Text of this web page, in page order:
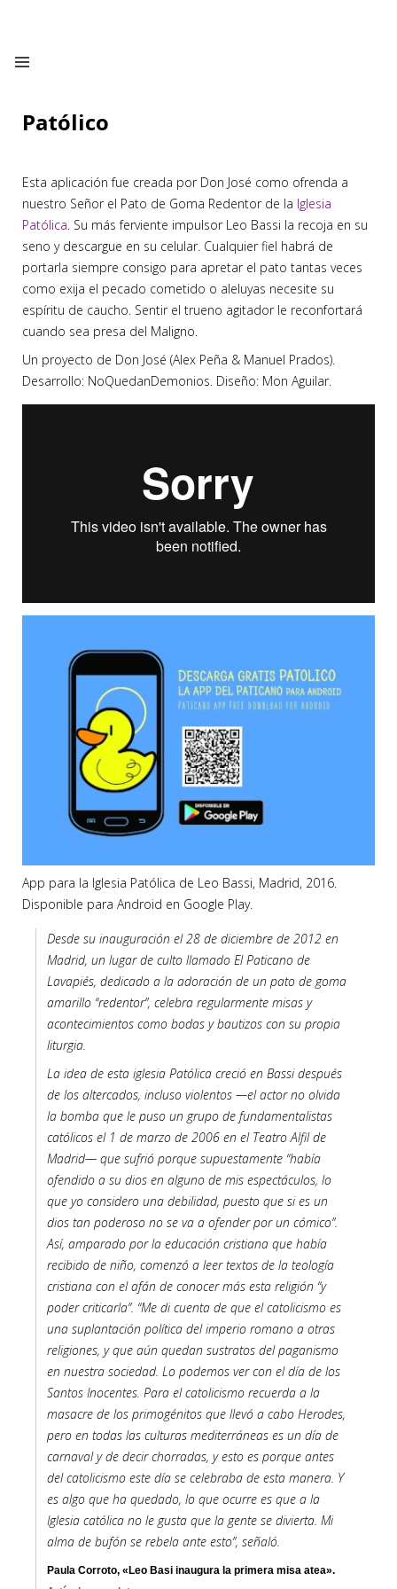
Patólico
Esta aplicación fue creada por Don José como ofrenda a
nuestro Señor el Pato de Goma Redentor de la Iglesia
Patólica. Su más ferviente impulsor Leo Bassi la recoja en su
seno y descargue en su celular. Cualquier fiel habrá de
portarla siempre consigo para apretar el pato tantas veces
como exija el pecado cometido o aleluyas necesite su
espíritu de caucho. Sentir el trueno agitador le reconfortará
cuando sea presa del Maligno.
Un proyecto de Don José (Alex Peña & Manuel Prados).
Desarrollo: NoQuedanDemonios. Diseño: Mon Aguilar.
App para la Iglesia Patólica de Leo Bassi, Madrid, 2016.
Disponible para Android en Google Play.
Desde su inauguración el 28 de diciembre de 2012 en
Madrid, un lugar de culto llamado El Paticano de
Lavapiés, dedicado a la adoración de un pato de goma
amarillo “redentor”, celebra regularmente misas y
acontecimientos como bodas y bautizos con su propia
liturgia.
La idea de esta iglesia Patólica creció en Bassi después
de los altercados, incluso violentos —el actor no olvida
la bomba que le puso un grupo de fundamentalistas
católicos el 1 de marzo de 2006 en el Teatro Alfil de
Madrid— que sufrió porque supuestamente “había
ofendido a su dios en alguno de mis espectáculos, lo
que yo considero una debilidad, puesto que si es un
dios tan poderoso no se va a ofender por un cómico”.
Así, amparado por la educación cristiana que había
recibido de niño, comenzó a leer textos de la teología
cristiana con el afán de conocer más esta religión “y
poder criticarla”. “Me di cuenta de que el catolicismo es
una suplantación política del imperio romano a otras
religiones, y que aún quedan sustratos del paganismo
en nuestra sociedad. Lo podemos ver con el día de los
Santos Inocentes. Para el catolicismo recuerda a la
masacre de los primogénitos que llevó a cabo Herodes,
pero en todas las culturas mediterráneas es un día de
carnaval y de decir chorradas, y esto es porque antes
del catolicismo este día se celebraba de esta manera. Y
es algo que ha quedado, lo que ocurre es que a la
Iglesia católica no le gusta que la gente se divierta. Mi
alma de bufón se rebela ante esto”, señaló.
Paula Corroto, «Leo Basi inaugura la primera misa atea».